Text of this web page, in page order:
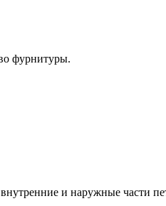
фурнитуры.
и наружные части